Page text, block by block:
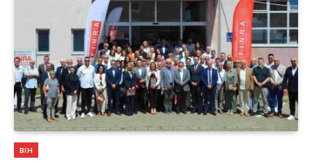
BIH